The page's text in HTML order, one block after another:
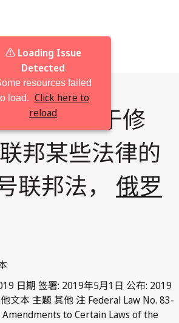
浏览
月 1 日关于修
邦某些法律的
联邦法， 俄罗
日期 签署: 2019年5月1日 公布: 2019
文本 主题其他注 Federal Law No. 83-
Amendments to Certain Laws of the
⚠️ Loading Issue
Detected
resources failed
load. Click here to
reload